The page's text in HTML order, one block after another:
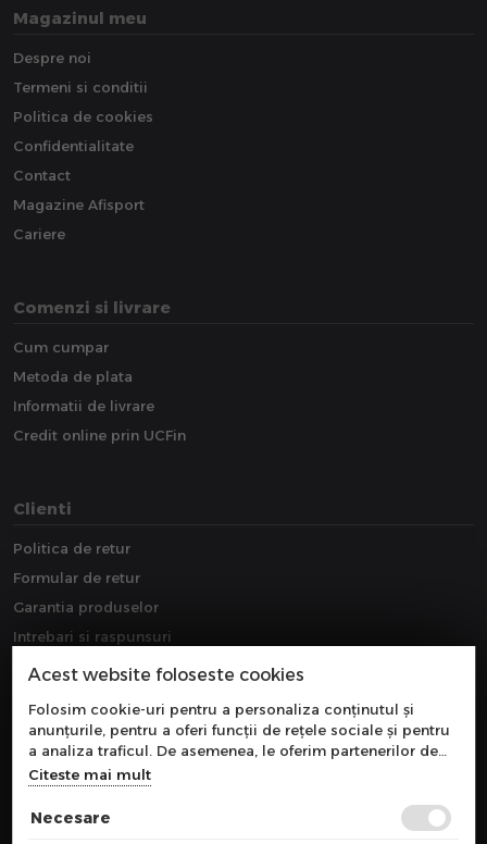
Magazinul meu
Despre noi
Termeni si conditii
Politica de cookies
Confidentialitate
Contact
Magazine Afisport
Cariere
Comenzi si livrare
Cum cumpar
Metoda de plata
Informatii de livrare
Credit online prin UCFin
Clienti
Politica de retur
Formular de retur
Garantia produselor
Intrebari si raspunsuri
Downloads
Acest website foloseste cookies
Folosim cookie-uri pentru a personaliza conținutul și
anunțurile, pentru a oferi funcții de rețele sociale și pentru
a analiza traficul. De asemenea, le oferim partenerilor de
rețele sociale, de publicitate și de analize informații cu
privire la modul în care folosiți site-ul nostru. Aceștia le
pot combina cu alte informații oferite de dvs. sau culese în
Citeste mai mult
Necesare